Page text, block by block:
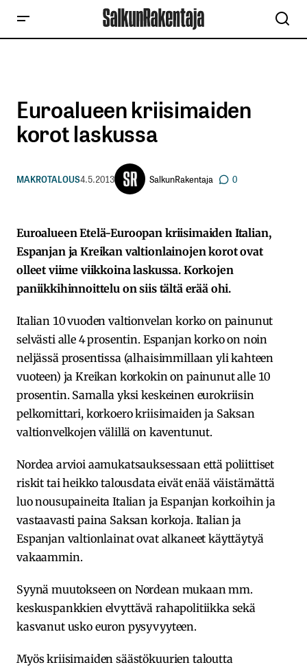
Euroalueen kriisimaiden
korot laskussa
MAKROTALOUS4.5.2013 SalkunRakentaja 0
Euroalueen Etelä-Euroopan kriisimaiden Italian,
Espanjan ja Kreikan valtionlainojen korot ovat
olleet viime viikkoina laskussa. Korkojen
paniikkihinnoittelu on siis tältä erää ohi.
Italian 10 vuoden valtionvelan korko on painunut
selvästi alle 4 prosentin. Espanjan korko on noin
neljässä prosentissa (alhaisimmillaan yli kahteen
vuoteen) ja Kreikan korkokin on painunut alle 10
prosentin. Samalla yksi keskeinen eurokriisin
pelkomittari, korkoero kriisimaiden ja Saksan
valtionvelkojen välillä on kaventunut.
Nordea arvioi aamukatsauksessaan että poliittiset
riskit tai heikko talousdata eivät enää väistämättä
luo nousupaineita Italian ja Espanjan korkoihin ja
vastaavasti paina Saksan korkoja. Italian ja
Espanjan valtionlainat ovat alkaneet käyttäytyä
vakaammin.
Syynä muutokseen on Nordean mukaan mm.
keskuspankkien elvyttävä rahapolitiikka sekä
kasvanut usko euron pysyvyyteen.
Myös kriisimaiden säästökuurien taloutta